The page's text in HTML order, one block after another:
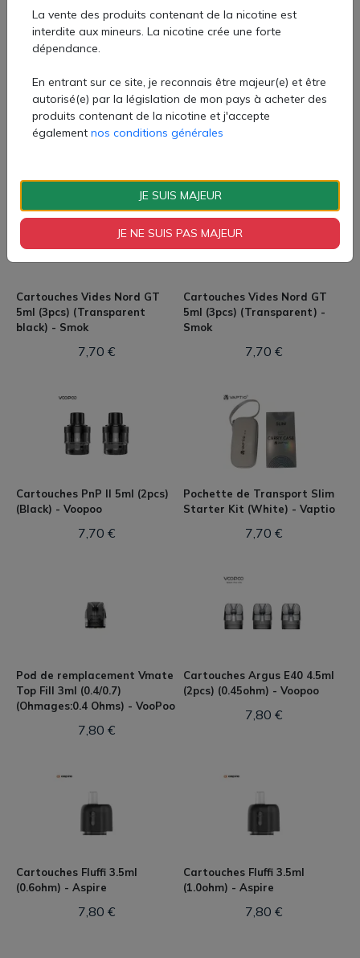
Resistances PZP Nova (3pcs)
(0.6ohm) - Innokin
Resistances PZP Nova (3pcs)
(1.2ohm) - Innokin
Cartouches Vides Nord GT
5ml (3pcs) (Transparent
black) - Smok
7,70 €
Cartouches Vides Nord GT
5ml (3pcs) (Transparent) -
Smok
7,70 €
Cartouches PnP II 5ml (2pcs)
(Black) - Voopoo
7,70 €
Pochette de Transport Slim
Starter Kit (White) - Vaptio
7,70 €
Pod de remplacement Vmate
Top Fill 3ml (0.4/0.7)
(Ohmages:0.4 Ohms) - VooPoo
7,80 €
Cartouches Argus E40 4.5ml
(2pcs) (0.45ohm) - Voopoo
7,80 €
Cartouches Fluffi 3.5ml
(0.6ohm) - Aspire
7,80 €
Cartouches Fluffi 3.5ml
(1.0ohm) - Aspire
7,80 €
La vente des produits contenant de la nicotine est
interdite aux mineurs. La nicotine crée une forte
dépendance.
En entrant sur ce site, je reconnais être majeur(e) et être
autorisé(e) par la législation de mon pays à acheter des
produits contenant de la nicotine et j'accepte
également nos conditions générales
JE SUIS MAJEUR
JE NE SUIS PAS MAJEUR